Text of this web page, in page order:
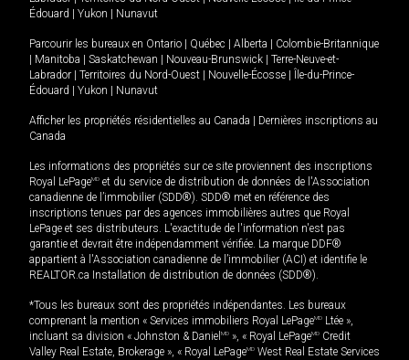
Édouard
Yukon Nunavut
Parcourir les bureaux en Ontario Québec Alberta
Colombie-Britannique
Manitoba Saskatchewan Nouveau-Brunswick
Terre-Neuve-et-
Labrador
Territoires du Nord-Ouest Nouvelle-Écosse
Île-du-Prince-
Édouard
Yukon Nunavut
Afficher les propriétés résidentielles au Canada
Dernières inscriptions au
Canada
Les informations des propriétés sur ce site proviennent des inscriptions
Royal LePageMD et du service de distribution de données de l'Association
canadienne de l’immobilier (SDD®). SDD® met en référence des
inscriptions tenues par des agences immobilières autres que Royal
LePage et ses distributeurs. L'exactitude de l'information n'est pas
garantie et devrait être indépendamment vérifiée. La marque DDF®
appartient à l'Association canadienne de l’immobilier (ACI) et identifie le
REALTOR.ca Installation de distribution de données (SDD®).
*Tous les bureaux sont des propriétés indépendantes. Les bureaux
comprenant la mention « Services immobiliers Royal LePageMD Ltée »,
incluant sa division « Johnston & Daniel MD », « Royal LePageMD Credit
Valley Real Estate, Brokerage », « Royal LePageMD West Real Estate Services